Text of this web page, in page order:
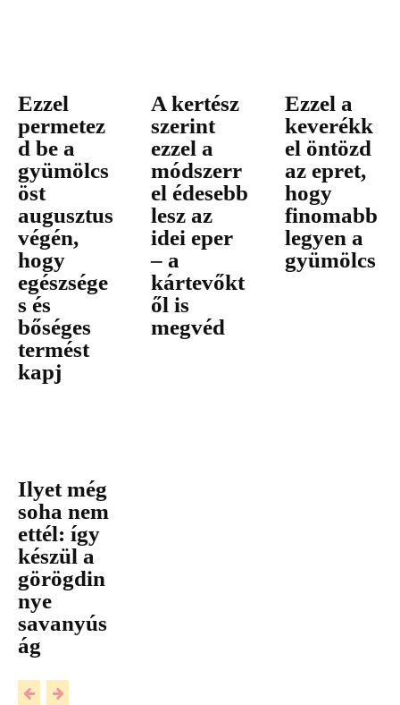
Ezzel
permetez
d be a
gyümölcs
öst
augusztus
végén,
hogy
egészsége
s és
bőséges
termést
kapj
A kertész
szerint
ezzel a
módszerr
el édesebb
lesz az
idei eper
– a
kártevőkt
ől is
megvéd
Ezzel a
keverékk
el öntözd
az epret,
hogy
finomabb
legyen a
gyümölcs
Ilyet még
soha nem
ettél: így
készül a
görögdin
nye
savanyús
ág